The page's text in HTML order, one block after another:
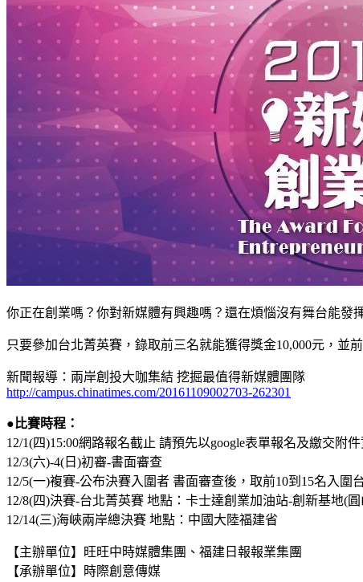
你正在創業嗎？你對新媒體有興趣嗎？還在煩惱沒有舞台能發
只要參加台北菁英賽，錄取前三名就能獲得獎金10,000元，
新聞報導：兩岸創投大咖集結 挖掘最值得新媒體團隊
http://campus.chinatimes.com/20161109002703-262301
●比賽時程：
12/1(四)15:00網路報名截止 請預先以google表單報名及繳交附
12/3(六)-4(日)初審-書面審查
12/5(一)複賽-公布決賽入圍者 書面審查後，取前10到15名入圍
12/8(四)決賽-台北菁英賽 地點：卡士達創業加油站-創新基地(
12/14(三)海峽兩岸總決賽 地點：中國大陸福建省
【主辦單位】旺旺中時媒體集團、福建日報報業集團
【承辦單位】時際創意傳媒